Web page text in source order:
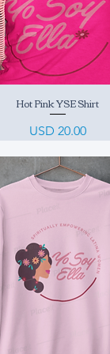
Vista rápida
Hot Pink YSE Shirt
Precio
USD 20.00